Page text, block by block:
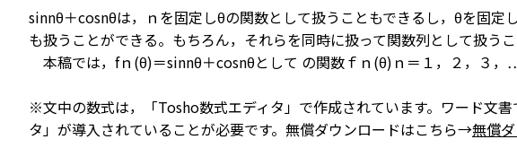
sinnθ＋cosnθは，ｎを固定しθの関数として扱うこともできるし，θを固定
も扱うことができる。もちろん，それらを同時に扱って関数列として扱うこ
本稿では，fｎ(θ)＝sinnθ＋cosnθとして の関数ｆｎ(θ)ｎ＝１，２，３，
※文中の数式は，「Tosho数式エディタ」で作成されています。ワード文
タ」が導入されていることが必要です。無償ダウンロードはこちら→無償